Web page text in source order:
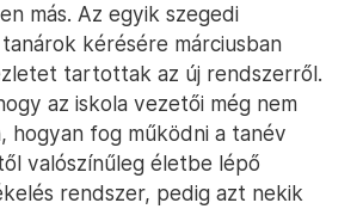
más. Az egyik szegedi
kérésére márciusban
tartottak az új rendszerről.
az iskola vezetői még nem
hogyan fog működni a tanév
valószínűleg életbe lépő
rendszer, pedig azt nekik